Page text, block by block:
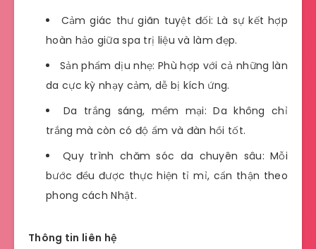
Cảm giác thư giãn tuyệt đối: Là sự kết hợp
hoàn hảo giữa spa trị liệu và làm đẹp.
Sản phẩm dịu nhẹ: Phù hợp với cả những làn
da cực kỳ nhạy cảm, dễ bị kích ứng.
Da trắng sáng, mềm mại: Da không chỉ
trắng mà còn có độ ẩm và đàn hồi tốt.
Quy trình chăm sóc da chuyên sâu: Mỗi
bước đều được thực hiện tỉ mỉ, cẩn thận theo
phong cách Nhật.
Thông tin liên hệ